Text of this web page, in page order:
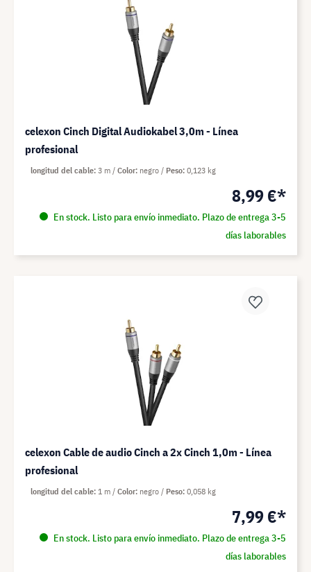
celexon Cinch Digital Audiokabel 3,0m - Línea
profesional
8,99 €*
En stock. Listo para envío inmediato. Plazo de entrega 3-5
días laborables
longitud del cable 3 m Color negro Peso 0,123 kg
celexon Cable de audio Cinch a 2x Cinch 1,0m - Línea
profesional
7,99 €*
En stock. Listo para envío inmediato. Plazo de entrega 3-5
días laborables
longitud del cable 1 m Color negro Peso 0,058 kg